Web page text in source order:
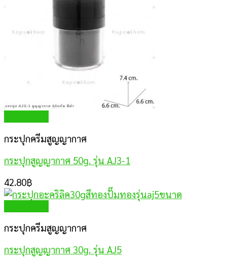
กระปุกครีมสูญญากาศ
กระปุกสูญญากาศ 50g. รุ่น AJ3-1
42.80฿
กระปุกครีมสูญญากาศ
กระปุกสูญญากาศ 30g. รุ่น AJ5